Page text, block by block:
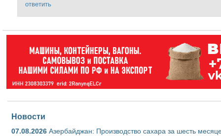
ответить
Новости
07.08.2026 Азербайджан: Производство сахара за шесть